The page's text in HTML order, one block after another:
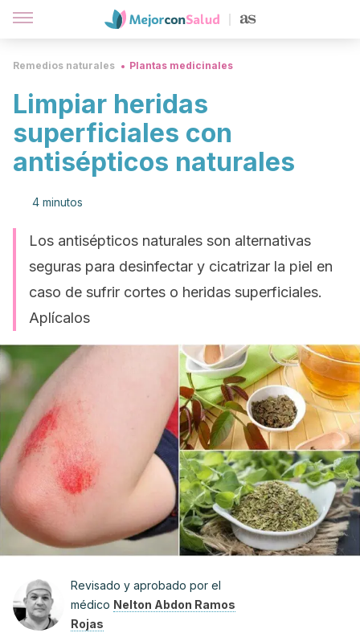
Remedios naturales Plantas medicinales
Limpiar heridas
superficiales con
antisépticos naturales
4 minutos
Los antisépticos naturales son alternativas
seguras para desinfectar y cicatrizar la piel en
caso de sufrir cortes o heridas superficiales.
Aplícalos
Revisado y aprobado por el
médico Nelton Abdon Ramos
Rojas